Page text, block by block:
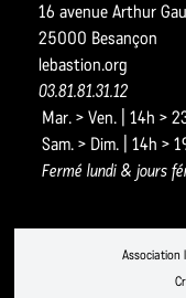
16 avenue Arthur
25000 Besançon
lebastion.org
03.81.81.31.12
Mar. > Ven. | 14h >
Sam. > Dim. | 14h >
Fermé lundi & jours
Association